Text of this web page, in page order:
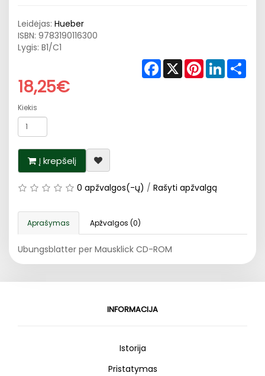
Leidėjas: Hueber
ISBN: 9783190116300
Lygis: B1/C1
Facebook
X PinterestLinkedIn
18,25€
Kiekis
Į krepšelį
0 apžvalgos(-ų) / Rašyti apžvalgą
Aprašymas Apžvalgos (0)
Ubungsblatter per Mausklick CD-ROM
INFORMACIJA
Istorija
Pristatymas